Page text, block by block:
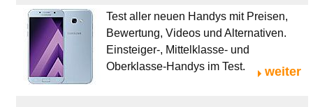
Test aller neuen Handys mit Preisen,
Bewertung, Videos und Alternativen.
Einsteiger-, Mittelklasse- und
Oberklasse-Handys im Test.
weiter